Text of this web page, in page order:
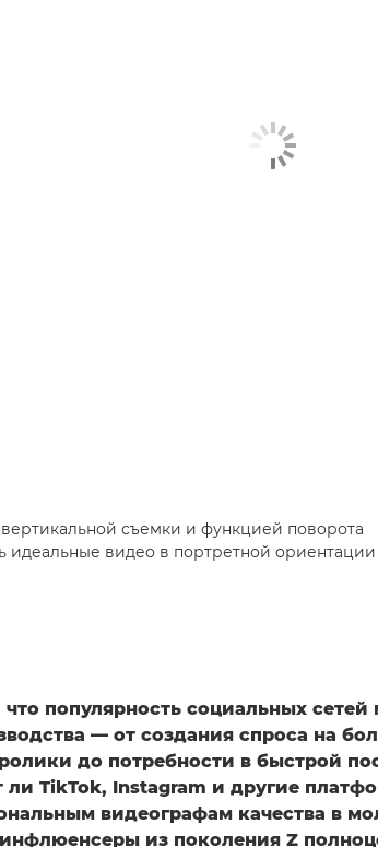
съемки и функцией поворота
идеальные видео в портретной ориентации
популярность социальных сетей
— от создания спроса на
до потребности в быстрой
ли TikTok, Instagram и другие
видеографам качества в
инфлюенсеры из поколения Z